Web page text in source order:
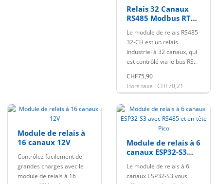
Relais 32 Canaux
RS485 Modbus RTU
Le module de relais RS485
32-CH est un relais
industriel à 32 canaux, qui
est contrôlé via le bus RS..
CHF75,90
Hors taxe : CHF70,21
Module de relais à
16 canaux 12V
Contrôlez facilement de
grandes charges avec le
module de relais à 16
Module de relais à 6
canaux ESP32-S3
tête Pico
Le module de relais à 6
canaux ESP32-S3 vous